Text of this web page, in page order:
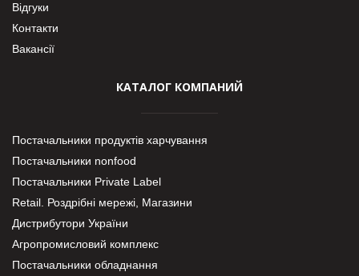
Відгуки
Контакти
Вакансії
КАТАЛОГ КОМПАНИЙ
Постачальники продуктів харчування
Постачальники nonfood
Постачальники Private Label
Retail. Роздрібні мережі, Магазини
Дистрибутори України
Агропромисловий комплекс
Постачальники обладнання